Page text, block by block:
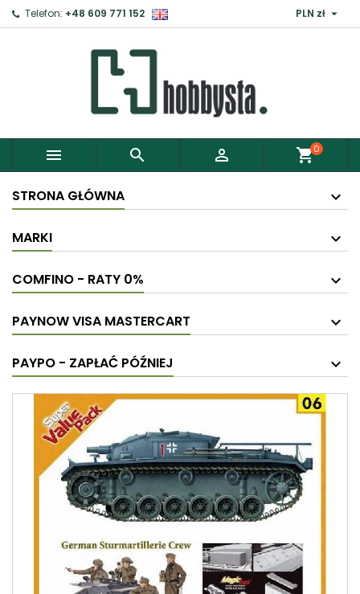
Telefon: +48 609 771 152 PLN zł 
   shopping_cart0
STRONA GŁÓWNA
MARKI
COMFINO - RATY 0%
PAYNOW VISA MASTERCART
PAYPO - ZAPŁAĆ PÓŹNIEJ